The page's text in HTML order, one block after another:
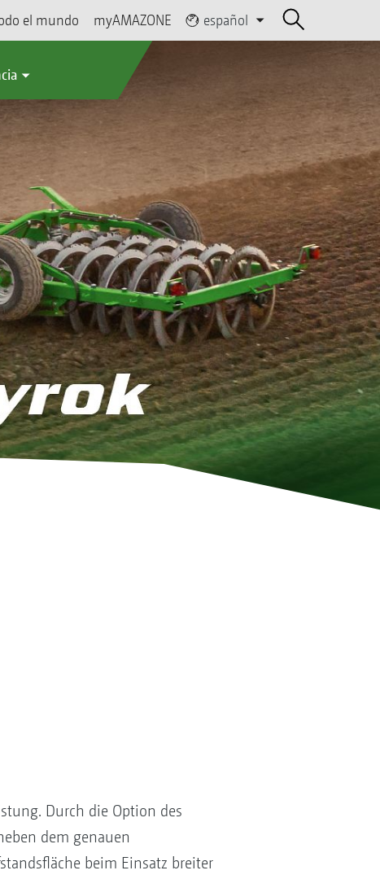
el mundo myAMAZONE español
Durch die Option des
dem genauen
beim Einsatz breiter